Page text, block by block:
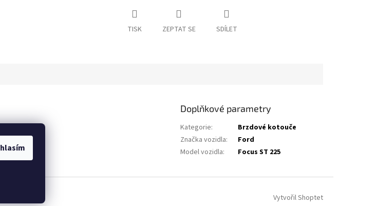
TISK ZEPTAT SE SDÍLET
Doplňkové parametry
Kategorie:
Brzdové kotouče
Značka vozidla:
Ford
Model vozidla: Focus ST 225
Vytvořil Shoptet